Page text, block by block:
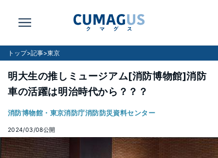
トップ>記事>東京
明大生の推しミュージアム[消防博物館]消防
車の活躍は明治時代から？？？
消防博物館・東京消防庁消防防災資料センター
2024/03/08公開